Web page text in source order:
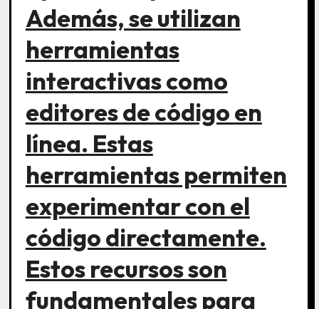
Además, se utilizan
herramientas
interactivas como
editores de código en
línea. Estas
herramientas permiten
experimentar con el
código directamente.
Estos recursos son
fundamentales para